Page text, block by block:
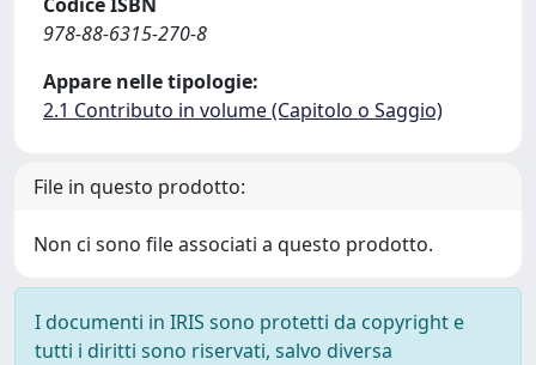
978-88-6315-270-8
Appare nelle tipologie:
2.1 Contributo in volume (Capitolo o Saggio)
File in questo prodotto:
Non ci sono file associati a questo prodotto.
I documenti in IRIS sono protetti da copyright e
tutti i diritti sono riservati, salvo diversa